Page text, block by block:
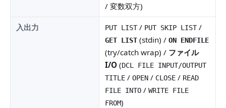
/ 変数双方)
入出力 PUT LIST/ PUT SKIP LIST/
GET LIST (stdin) /ON ENDFILE
(try/catch wrap) / ファイル
I/O (DCL FILE INPUT/OUTPUT
TITLE /OPEN / CLOSE / READ
FILE INTO /WRITE FILE
FROM)